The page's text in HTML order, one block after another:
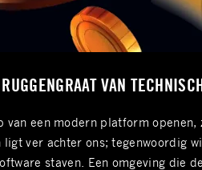
VAN
van een modern platform
ver achter ons; tegenwoordig
staven. Een omgeving die